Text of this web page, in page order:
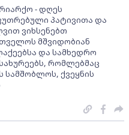
- დღეს
პატივითა და
ვიხსენებთ
მშვიდობიან
და სამხედრო
რომლებმაც
სამშობლოს, ქვეყნის